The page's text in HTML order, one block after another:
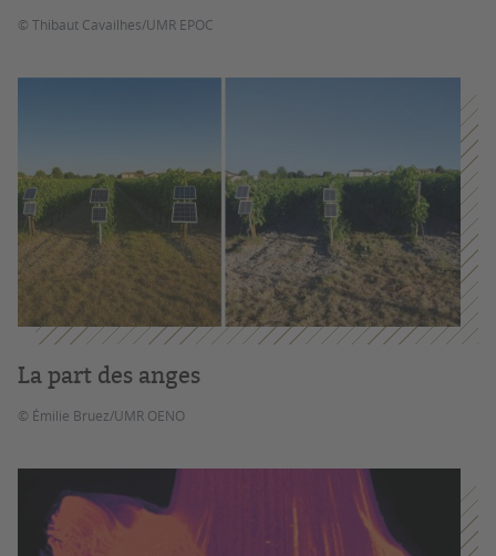
© Thibaut Cavailhes/UMR EPOC
La part des anges
© Émilie Bruez/UMR OENO